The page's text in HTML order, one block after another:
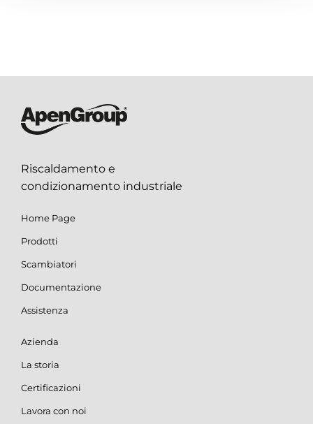
Riscaldamento e
condizionamento industriale
Home Page
Prodotti
Scambiatori
Documentazione
Assistenza
Azienda
La storia
Certificazioni
Lavora con noi